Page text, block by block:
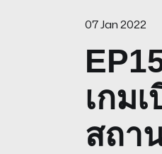
07 Jan 2022
เกม
สถา